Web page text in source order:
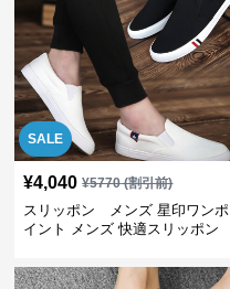
SALE
¥4,040 ¥5770(割引前)
スリッポン メンズ 星印ワンポ
イント メンズ 快適スリッポン